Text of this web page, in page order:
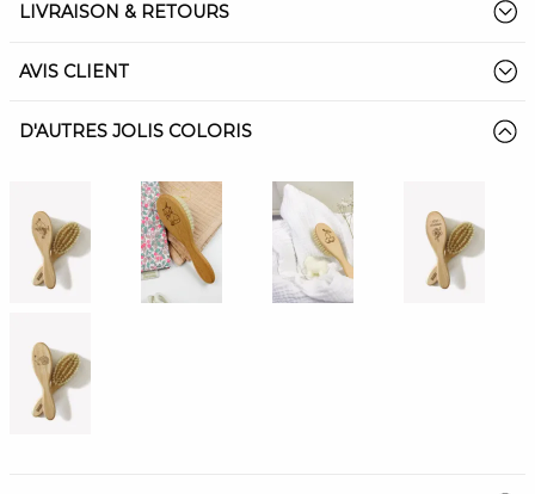
LIVRAISON & RETOURS
AVIS CLIENT
D'AUTRES JOLIS COLORIS